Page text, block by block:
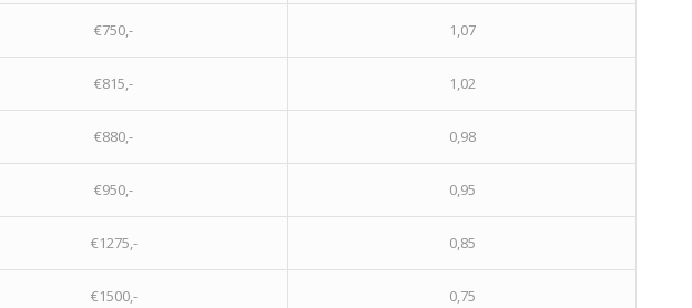
€750,- 1,07
€815,- 1,02
€880,- 0,98
€950,- 0,95
€1275,- 0,85
€1500,- 0,75